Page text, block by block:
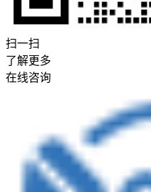
扫一扫
了解更多
在线咨询